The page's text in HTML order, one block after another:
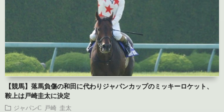
【競馬】落馬負傷の和田に代わりジャパンカップのミッキーロケット、
鞍上は戸崎圭太に決定
ジャパンC 戸崎 圭太